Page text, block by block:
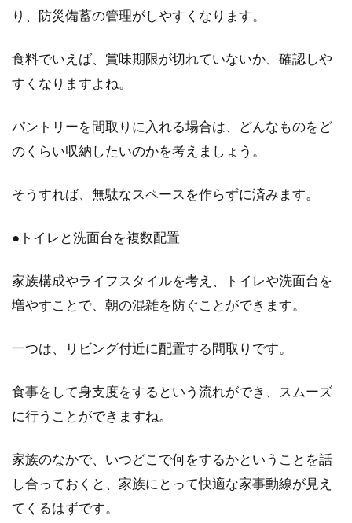
り、防災備蓄の管理がしやすくなります。
食料でいえば、賞味期限が切れていないか、確認しや
すくなりますよね。
パントリーを間取りに入れる場合は、どんなものをど
のくらい収納したいのかを考えましょう。
そうすれば、無駄なスペースを作らずに済みます。
●トイレと洗面台を複数配置
家族構成やライフスタイルを考え、トイレや洗面台を
増やすことで、朝の混雑を防ぐことができます。
一つは、リビング付近に配置する間取りです。
食事をして身支度をするという流れができ、スムーズ
に行うことができますね。
家族のなかで、いつどこで何をするかということを話
し合っておくと、家族にとって快適な家事動線が見え
てくるはずです。